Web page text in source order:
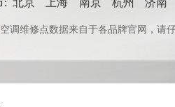
: 北京 上海 南京 杭州 济南
调维修点数据来自于各品牌官网，请